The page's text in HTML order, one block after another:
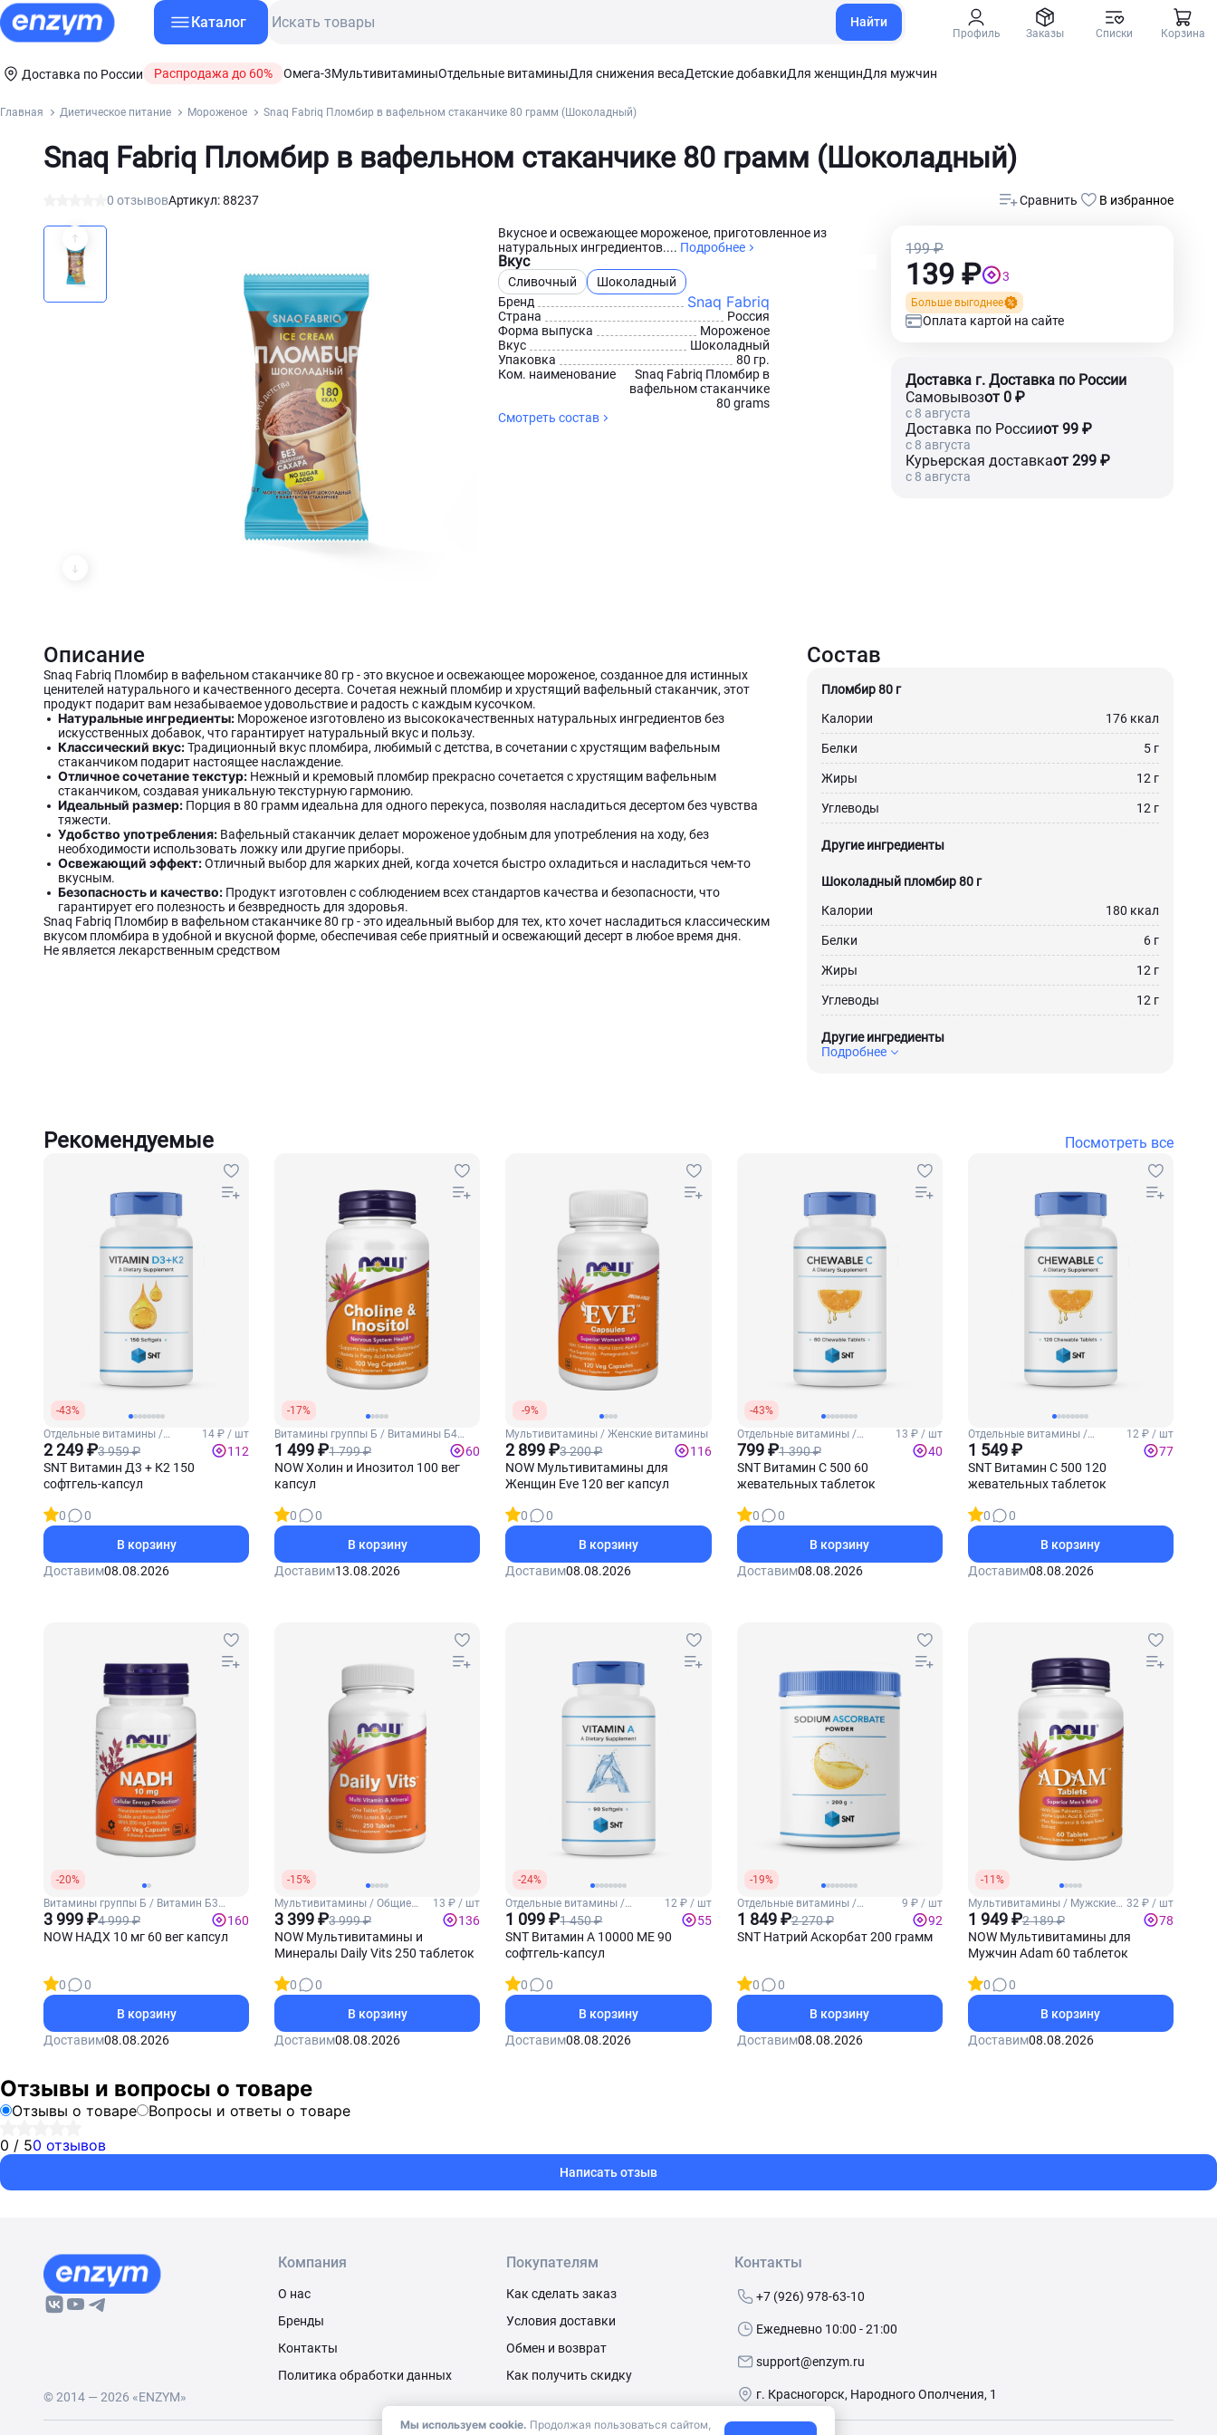
Мы используем cookie. Продолжая пользоваться сайтом,
Каталог Найти
Профиль Заказы Списки Корзина
Доставка по России Распродажа до 60% Омега-3МультивитаминыОтдельные витаминыДля снижения весаДетские добавкиДля женщинДля мужчин
Главная Диетическое питание Мороженое Snaq Fabriq Пломбир в вафельном стаканчике 80 грамм (Шоколадный)
Snaq Fabriq Пломбир в вафельном стаканчике 80 грамм (Шоколадный)
0 отзывовАртикул: 88237 Сравнить В избранное
Вкусное и освежающее мороженое, приготовленное из
натуральных ингредиентов.... Подробнее
Вкус
Сливочный
Шоколадный
Бренд
Snaq Fabriq
Страна
Россия
Форма выпуска
Мороженое
Вкус
Шоколадный
Упаковка
80 гр.
Ком. наименование
Snaq Fabriq Пломбир в
вафельном стаканчике
80 grams
Смотреть состав
199 ₽
139 ₽ 3
Больше выгоднее
Оплата картой на сайте
Доставка г. Доставка по России
Самовывозот 0 ₽
c 8 августа
Доставка по Россииот 99 ₽
c 8 августа
Курьерская доставкаот 299 ₽
c 8 августа
Описание Состав
Snaq Fabriq Пломбир в вафельном стаканчике 80 гр - это вкусное и освежающее мороженое, созданное для истинных
ценителей натурального и качественного десерта. Сочетая нежный пломбир и хрустящий вафельный стаканчик, этот
продукт подарит вам незабываемое удовольствие и радость с каждым кусочком.
Натуральные ингредиенты: Мороженое изготовлено из высококачественных натуральных ингредиентов без
искусственных добавок, что гарантирует натуральный вкус и пользу.
Классический вкус:Традиционный вкус пломбира, любимый с детства, в сочетании с хрустящим вафельным
стаканчиком подарит настоящее наслаждение.
Отличное сочетание текстур: Нежный и кремовый пломбир прекрасно сочетается с хрустящим вафельным
стаканчиком, создавая уникальную текстурную гармонию.
Идеальный размер: Порция в 80 грамм идеальна для одного перекуса, позволяя насладиться десертом без чувства
тяжести.
Удобство употребления: Вафельный стаканчик делает мороженое удобным для употребления на ходу, без
необходимости использовать ложку или другие приборы.
Освежающий эффект:Отличный выбор для жарких дней, когда хочется быстро охладиться и насладиться чем-то
вкусным.
Безопасность и качество: Продукт изготовлен с соблюдением всех стандартов качества и безопасности, что
гарантирует его полезность и безвредность для здоровья.
Snaq Fabriq Пломбир в вафельном стаканчике 80 гр - это идеальный выбор для тех, кто хочет насладиться классическим
вкусом пломбира в удобной и вкусной форме, обеспечивая себе приятный и освежающий десерт в любое время дня.
Не является лекарственным средством
Пломбир 80 г
Калории
176 ккал
Белки 5 г
Жиры 12 г
Углеводы 12 г
Другие ингредиенты
Шоколадный пломбир 80 г
Калории
180 ккал
Белки 6 г
Жиры 12 г
Углеводы 12 г
Другие ингредиенты
Подробнее
Рекомендуемые Посмотреть все
-43%
Отдельные витамины /
Витамины Д3 и К2
14 ₽ / шт
2 249 ₽3 959 ₽
112
SNT Витамин Д3 + К2 150
софтгель-капсул
0
0
В корзину
Доставим08.08.2026
-17%
Витамины группы Б / Витамины Б4
(Холин)
1 499 ₽1 799 ₽
60
NOW Холин и Инозитол 100 вег
капсул
0
0
В корзину
Доставим13.08.2026
-9%
Мультивитамины / Женские витамины
2 899 ₽3 200 ₽
116
NOW Мультивитамины для
Женщин Eve 120 вег капсул
0
0
В корзину
Доставим08.08.2026
-43%
Отдельные витамины /
Витамин С
13 ₽ / шт
799 ₽1 390 ₽
40
SNT Витамин С 500 60
жевательных таблеток
0
0
В корзину
Доставим08.08.2026
Отдельные витамины /
Витамин С
12 ₽ / шт
1 549 ₽
77
SNT Витамин С 500 120
жевательных таблеток
0
0
В корзину
Доставим08.08.2026
-20%
Витамины группы Б / Витамин Б3
(Ниацин)
3 999 ₽4 999 ₽
160
NOW НАДХ 10 мг 60 вег капсул
0
0
В корзину
Доставим08.08.2026
-15%
Мультивитамины / Общие
витамины
13 ₽ / шт
3 399 ₽3 999 ₽
136
NOW Мультивитамины и
Минералы Daily Vits 250 таблеток
0
0
В корзину
Доставим08.08.2026
-24%
Отдельные витамины /
Витамин А
12 ₽ / шт
1 099 ₽1 450 ₽
55
SNT Витамин А 10000 МЕ 90
софтгель-капсул
0
0
В корзину
Доставим08.08.2026
-19%
Отдельные витамины /
Витамин С
9 ₽ / шт
1 849 ₽2 270 ₽
92
SNT Натрий Аскорбат 200 грамм
0
0
В корзину
Доставим08.08.2026
-11%
Мультивитамины / Мужские
витамины
32 ₽ / шт
1 949 ₽2 189 ₽
78
NOW Мультивитамины для
Мужчин Adam 60 таблеток
0
0
В корзину
Доставим08.08.2026
Отзывы и вопросы о товаре
Отзывы о товаре
Вопросы и ответы о товаре
0 / 50 отзывов
Написать отзыв
© 2014 — 2026 «ENZYM»
Компания
О нас
Бренды
Контакты
Политика обработки данных
Покупателям
Как сделать заказ
Условия доставки
Обмен и возврат
Как получить скидку
Контакты
+7 (926) 978-63-10
Ежедневно 10:00 - 21:00
support@enzym.ru
г. Красногорск, Народного Ополчения, 1